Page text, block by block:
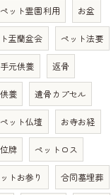
ペット霊園利用 お盆
盂蘭盆会 ペット法要
手元供養 返骨
養 遺骨カプセル
ペット仏壇 お寺お経
牌 ペットロス
トお参り 合同墓埋葬